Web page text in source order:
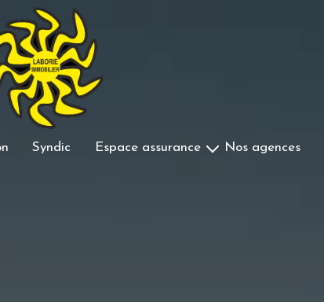
syndic espace assurance nos agences